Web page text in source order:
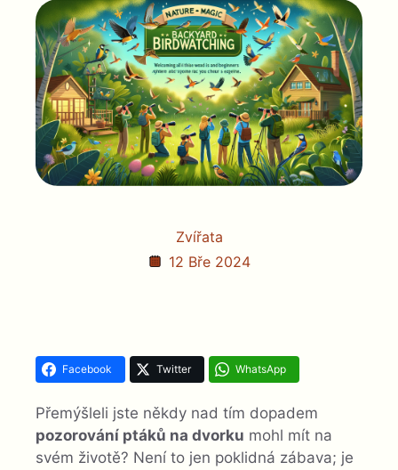
Zvířata
12 Bře 2024
Facebook Twitter WhatsApp
Přemýšleli jste někdy nad tím dopadem
pozorování ptáků na dvorku mohl mít na
svém životě? Není to jen poklidná zábava; je